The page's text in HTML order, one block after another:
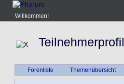
Willkommen!
Teilnehmerprofil
Forenliste Themenübersicht